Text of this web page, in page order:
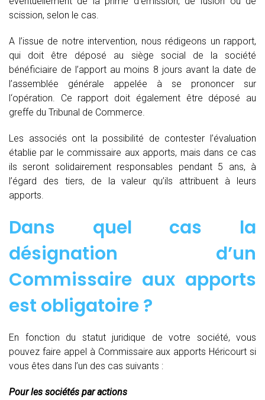
scission, selon le cas.
A l’issue de notre intervention, nous rédigeons un rapport,
qui doit être déposé au siège social de la société
bénéficiaire de l’apport au moins 8 jours avant la date de
l’assemblée générale appelée à se prononcer sur
l‘opération. Ce rapport doit également être déposé au
greffe du Tribunal de Commerce.
Les associés ont la possibilité de contester l’évaluation
établie par le commissaire aux apports, mais dans ce cas
ils seront solidairement responsables pendant 5 ans, à
l’égard des tiers, de la valeur qu’ils attribuent à leurs
apports.
Dans quel cas la
désignation d’un
Commissaire aux apports
est obligatoire ?
En fonction du statut juridique de votre société, vous
pouvez faire appel à Commissaire aux apports Héricourt si
vous êtes dans l’un des cas suivants :
Pour les sociétés par actions